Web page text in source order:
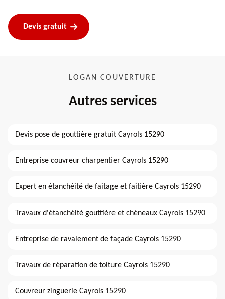
Devis gratuit
LOGAN COUVERTURE
Autres services
Devis pose de gouttière gratuit Cayrols 15290
Entreprise couvreur charpentier Cayrols 15290
Expert en étanchéité de faitage et faitière Cayrols 15290
Travaux d'étanchéité gouttière et chéneaux Cayrols 15290
Entreprise de ravalement de façade Cayrols 15290
Travaux de réparation de toiture Cayrols 15290
Couvreur zinguerie Cayrols 15290